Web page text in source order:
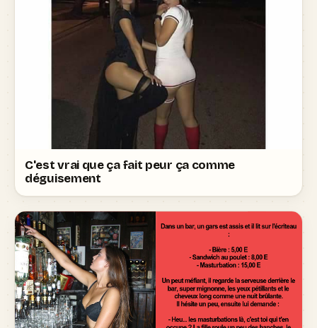
C'est vrai que ça fait peur ça comme
déguisement